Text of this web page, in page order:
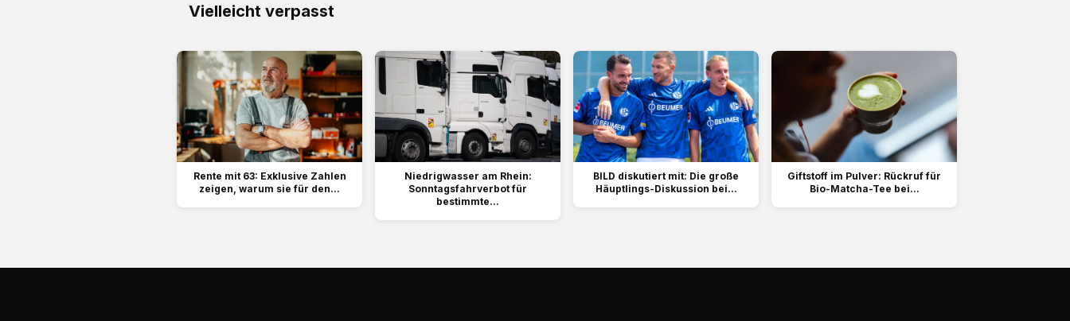
Vielleicht verpasst
Rente mit 63: Exklusive Zahlen
zeigen, warum sie für den...
Niedrigwasser am Rhein:
Sonntagsfahrverbot für
bestimmte...
BILD diskutiert mit: Die große
Häuptlings-Diskussion bei...
Giftstoff im Pulver: Rückruf für
Bio-Matcha-Tee bei...